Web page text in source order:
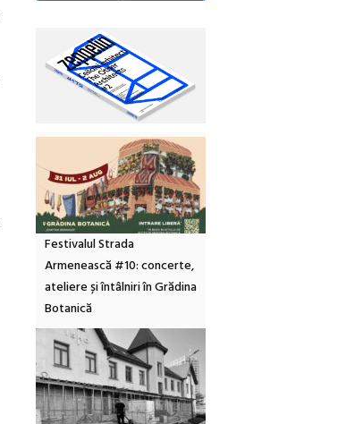
Festivalul Strada
Armenească #10: concerte,
ateliere și întâlniri în Grădina
Botanică